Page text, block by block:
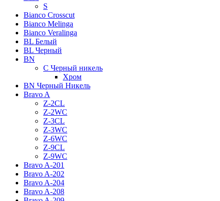
S
Bianco Crosscut
Bianco Melinga
Bianco Veralinga
BL Белый
BL Черный
BN
C Черный никель
Хром
BN Черный Никель
Bravo A
Z-2CL
Z-2WC
Z-3CL
Z-3WC
Z-6WC
Z-9CL
Z-9WC
Bravo A-201
Bravo A-202
Bravo A-204
Bravo A-208